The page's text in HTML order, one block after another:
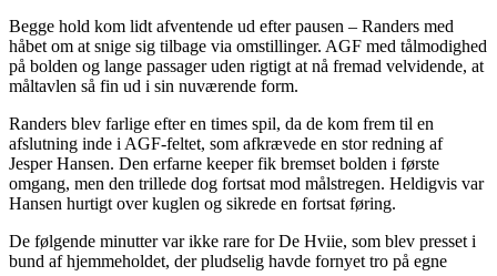
Begge hold kom lidt afventende ud efter pausen – Randers med
håbet om at snige sig tilbage via omstillinger. AGF med tålmodighed
på bolden og lange passager uden rigtigt at nå fremad velvidende, at
måltavlen så fin ud i sin nuværende form.
Randers blev farlige efter en times spil, da de kom frem til en
afslutning inde i AGF-feltet, som afkrævede en stor redning af
Jesper Hansen. Den erfarne keeper fik bremset bolden i første
omgang, men den trillede dog fortsat mod målstregen. Heldigvis var
Hansen hurtigt over kuglen og sikrede en fortsat føring.
De følgende minutter var ikke rare for De Hviie, som blev presset i
bund af hjemmeholdet, der pludselig havde fornyet tro på egne